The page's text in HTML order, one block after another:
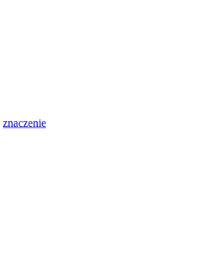
znaczenie